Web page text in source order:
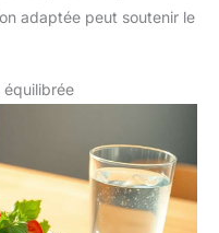
adaptée peut soutenir le